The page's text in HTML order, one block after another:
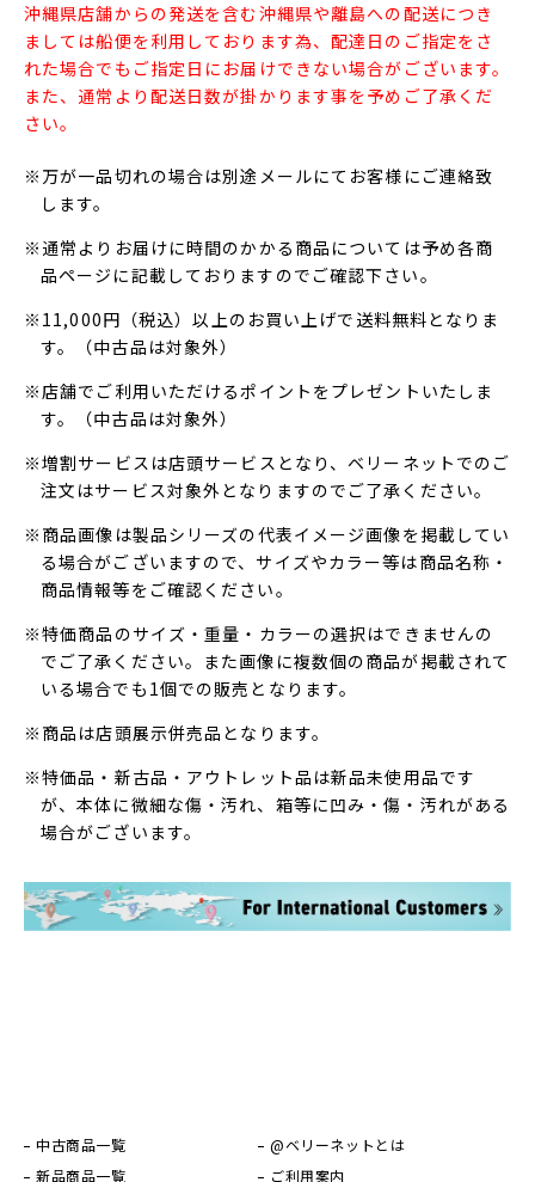
沖縄県店舗からの発送を含む沖縄県や離島への配送につき
ましては船便を利用しております為、配達日のご指定をさ
れた場合でもご指定日にお届けできない場合がございます。
また、通常より配送日数が掛かります事を予めご了承くだ
さい。
※万が一品切れの場合は別途メールにてお客様にご連絡致
します。
※通常よりお届けに時間のかかる商品については予め各商
品ページに記載しておりますのでご確認下さい。
※11,000円（税込）以上のお買い上げで送料無料となりま
す。（中古品は対象外）
※店舗でご利用いただけるポイントをプレゼントいたしま
す。（中古品は対象外）
※増割サービスは店頭サービスとなり、ベリーネットでのご
注文はサービス対象外となりますのでご了承ください。
※商品画像は製品シリーズの代表イメージ画像を掲載してい
る場合がございますので、サイズやカラー等は商品名称・
商品情報等をご確認ください。
※特価商品のサイズ・重量・カラーの選択はできませんの
でご了承ください。また画像に複数個の商品が掲載されて
いる場合でも1個での販売となります。
※商品は店頭展示併売品となります。
※特価品・新古品・アウトレット品は新品未使用品です
が、本体に微細な傷・汚れ、箱等に凹み・傷・汚れがある
場合がございます。
中古商品一覧
新品商品一覧
@ベリーネットとは
ご利用案内